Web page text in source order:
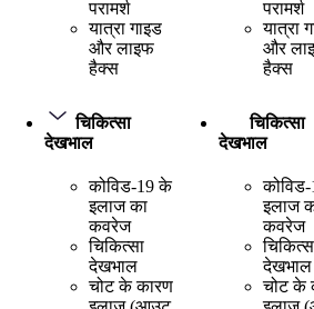
परामर्श
यात्रा गाइड
और लाइफ
हैक्स
चिकित्सा
देखभाल
कोविड-19 के
इलाज का
कवरेज
चिकित्सा
देखभाल
चोट के कारण
परामर्श
यात्रा
और
हैक्स
चिकित्सा
देखभाल
इलाज
कवरेज
देखभाल
चोट के